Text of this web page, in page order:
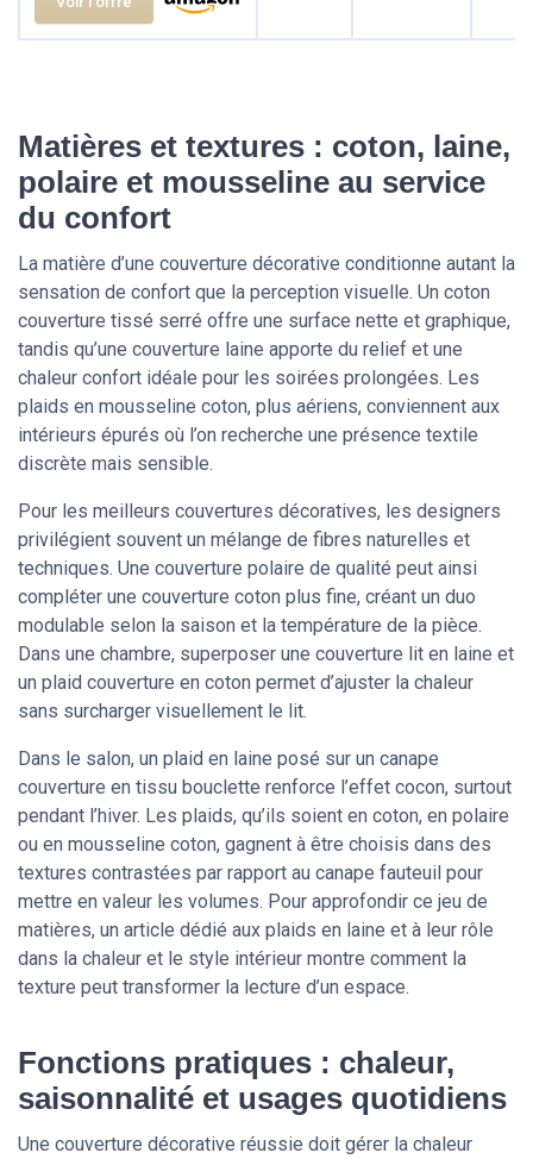
Matières et textures : coton, laine,
polaire et mousseline au service
du confort
La matière d’une couverture décorative conditionne autant la
sensation de confort que la perception visuelle. Un coton
couverture tissé serré offre une surface nette et graphique,
tandis qu’une couverture laine apporte du relief et une
chaleur confort idéale pour les soirées prolongées. Les
plaids en mousseline coton, plus aériens, conviennent aux
intérieurs épurés où l’on recherche une présence textile
discrète mais sensible.
Pour les meilleurs couvertures décoratives, les designers
privilégient souvent un mélange de fibres naturelles et
techniques. Une couverture polaire de qualité peut ainsi
compléter une couverture coton plus fine, créant un duo
modulable selon la saison et la température de la pièce.
Dans une chambre, superposer une couverture lit en laine et
un plaid couverture en coton permet d’ajuster la chaleur
sans surcharger visuellement le lit.
Dans le salon, un plaid en laine posé sur un canape
couverture en tissu bouclette renforce l’effet cocon, surtout
pendant l’hiver. Les plaids, qu’ils soient en coton, en polaire
ou en mousseline coton, gagnent à être choisis dans des
textures contrastées par rapport au canape fauteuil pour
mettre en valeur les volumes. Pour approfondir ce jeu de
matières, un article dédié aux plaids en laine et à leur rôle
dans la chaleur et le style intérieur montre comment la
texture peut transformer la lecture d’un espace.
Fonctions pratiques : chaleur,
saisonnalité et usages quotidiens
Une couverture décorative réussie doit gérer la chaleur